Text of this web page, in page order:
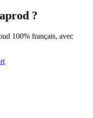
?
100% français, avec